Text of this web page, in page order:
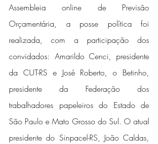
Assembleia online de Previsão
Orçamentária, a posse política foi
realizada, com a participação dos
convidados: Amarildo Cenci, presidente
da CUT-RS e José Roberto, o Betinho,
presidente da Federação dos
trabalhadores papeleiros do Estado de
São Paulo e Mato Grosso do Sul. O atual
presidente do Sinpacel-RS, João Caldas,